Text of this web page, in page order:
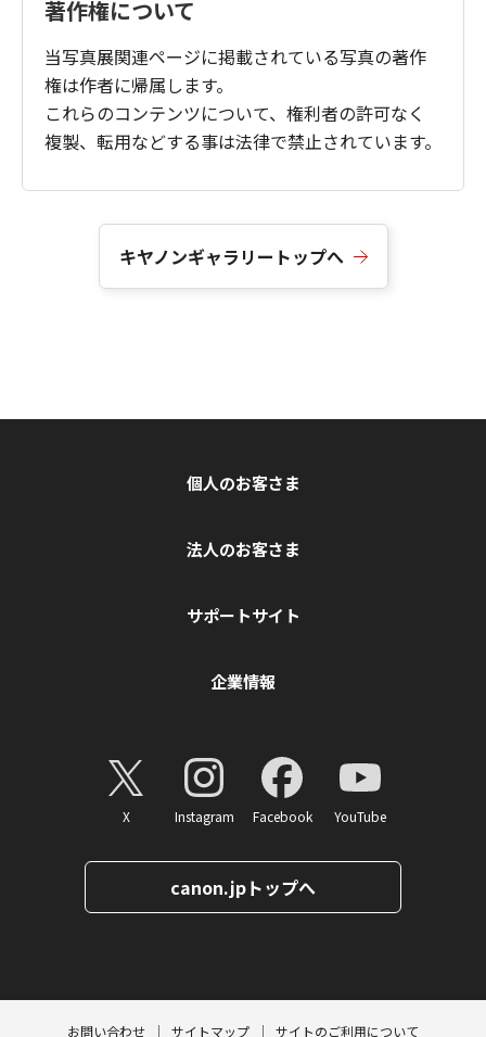
著作権について
当写真展関連ページに掲載されている写真の著作
権は作者に帰属します。
これらのコンテンツについて、権利者の許可なく
複製、転用などする事は法律で禁止されています。
キヤノンギャラリートップへ
個人のお客さま
法人のお客さま
サポートサイト
企業情報
X Instagram Facebook YouTube
canon.jpトップへ
お問い合わせ サイトマップ サイトのご利用について